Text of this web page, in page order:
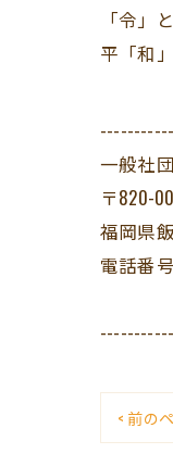
「令」
平「和
一般社
〒820-
福岡県
電話番
< 前の